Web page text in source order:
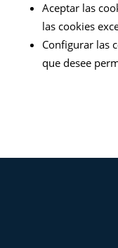
Aceptar las
las cookies
Configurar las
que desee